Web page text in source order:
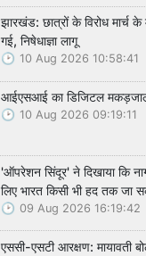
झारखंड: छात्रों के विरोध मार्च के
गई, निषेधाज्ञा लागू
10 Aug 2026 10:58:41
आईएसआई का डिजिटल
10 Aug 2026 09:19:11
'ऑपरेशन सिंदूर' ने दिखाया कि
लिए भारत किसी भी हद तक जा
09 Aug 2026 16:19:42
एससी-एसटी आरक्षण: मायावती